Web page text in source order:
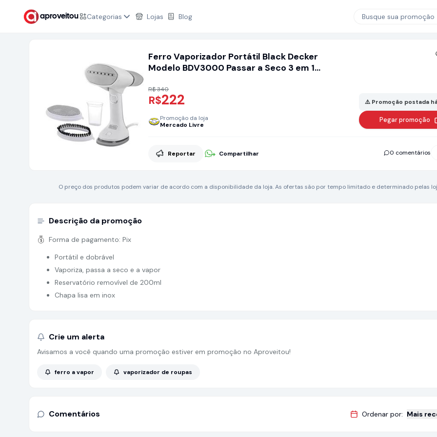
aproveitou Categorias Lojas Blog Busque sua promoção
Ferro Vaporizador Portátil Black Decker
Modelo BDV3000 Passar a Seco 3 em 1
R$ 340
R$222
Promoção da loja
Mercado Livre
⚠️ Promoção postada
Pegar promoção
Reportar Compartilhar 0 comentários
O preço dos produtos podem variar de acordo com a disponibilidade da loja. As ofertas são por tempo limitado e determinado pelas
Descrição da promoção
Forma de pagamento: Pix
Portátil e dobrável
Vaporiza, passa a seco e a vapor
Reservatório removível de 200ml
Chapa lisa em inox
Crie um alerta
Avisamos a você quando uma promoção estiver em promoção no Aproveitou!
ferro a vapor vaporizador de roupas
Comentários Ordenar por: Mais